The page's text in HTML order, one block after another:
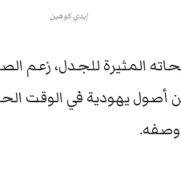
إيدي كوهين
المثيرة للجدل، زعم
أصول يهودية في الوقت
وصفه.